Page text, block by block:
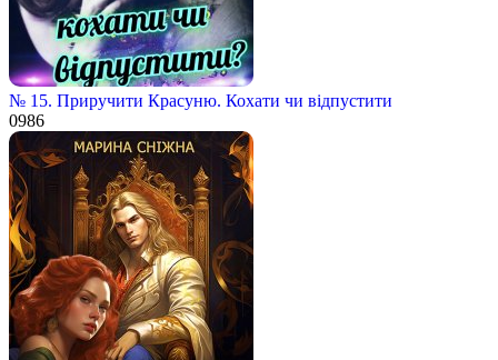
№ 15. Приручити Красуню. Кохати чи відпустити
0986